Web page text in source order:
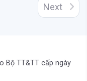
Next
Bộ TT&TT cấp ngày